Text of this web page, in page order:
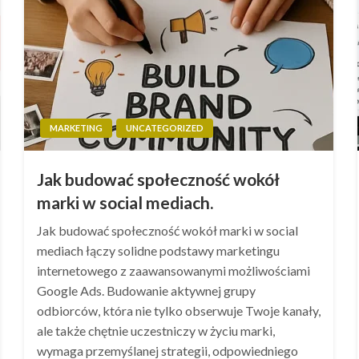
MARKETING UNCATEGORIZED
Jak budować społeczność wokół
marki w social mediach.
Jak budować społeczność wokół marki w social
mediach łączy solidne podstawy marketingu
internetowego z zaawansowanymi możliwościami
Google Ads. Budowanie aktywnej grupy
odbiorców, która nie tylko obserwuje Twoje kanały,
ale także chętnie uczestniczy w życiu marki,
wymaga przemyślanej strategii, odpowiedniego